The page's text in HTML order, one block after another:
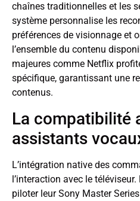
chaînes traditionnelles et les
système personnalise les
préférences de visionnage et
l’ensemble du contenu
majeures comme Netflix
spécifique, garantissant une
contenus.
La compatibilité
assistants
L’intégration native des
l’interaction avec le
piloter leur Sony Master